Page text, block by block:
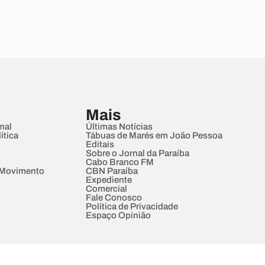
Mais
Últimas Notícias
Tábuas de Marés em João Pessoa
Editais
Sobre o Jornal da Paraíba
Cabo Branco FM
CBN Paraíba
Expediente
Comercial
Fale Conosco
Política de Privacidade
Espaço Opinião